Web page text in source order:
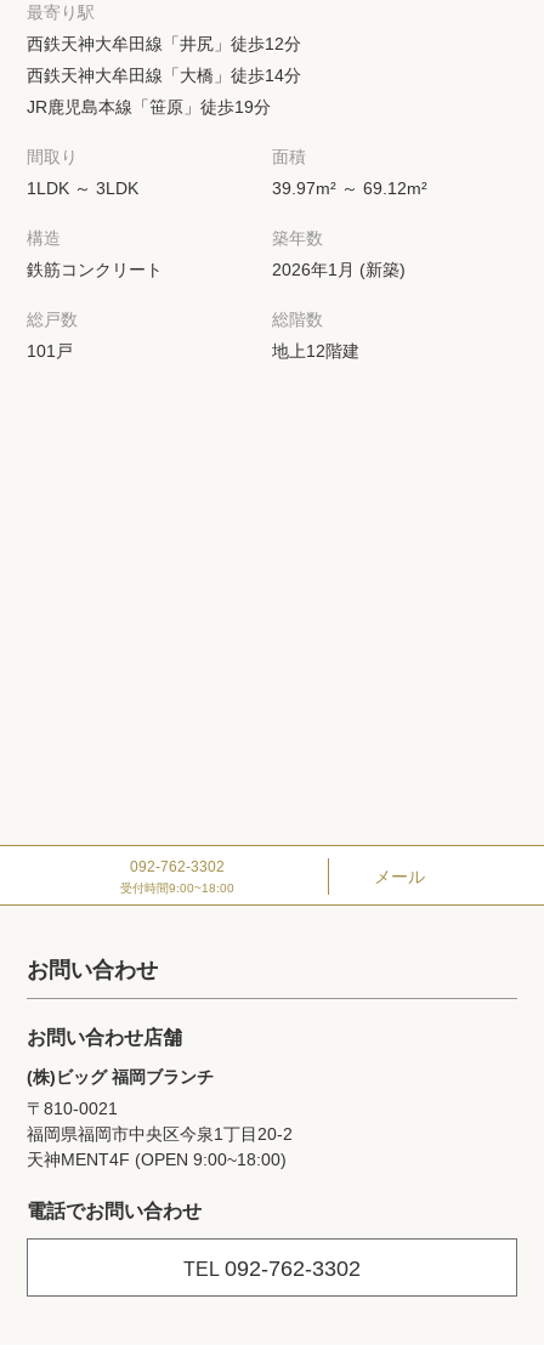
最寄り駅
西鉄天神大牟田線「井尻」徒歩12分
西鉄天神大牟田線「大橋」徒歩14分
JR鹿児島本線「笹原」徒歩19分
間取り
1LDK ～ 3LDK
面積
39.97m² ～ 69.12m²
構造
鉄筋コンクリート
築年数
2026年1月 (新築)
総戸数
101戸
総階数
地上12階建
092-762-3302
受付時間9:00~18:00
メール
お問い合わせ
お問い合わせ店舗
(株)ビッグ 福岡ブランチ
〒810-0021
福岡県福岡市中央区今泉1丁目20‐2
天神MENT4F (OPEN 9:00~18:00)
電話でお問い合わせ
TEL 092-762-3302